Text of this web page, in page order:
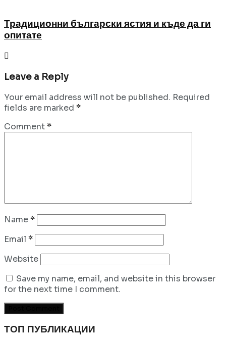
Традиционни български ястия и къде да ги
опитате
Leave a Reply
Your email address will not be published. Required
fields are marked *
Comment*
Name*
Email *
Website
Save my name, email, and website in this browser
for the next time I comment.
ТОП ПУБЛИКАЦИИ